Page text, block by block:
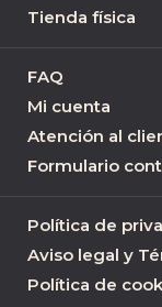
Tienda física
FAQ
Mi cuenta
Atención al
Formulario
Política de
Aviso legal y
Política de